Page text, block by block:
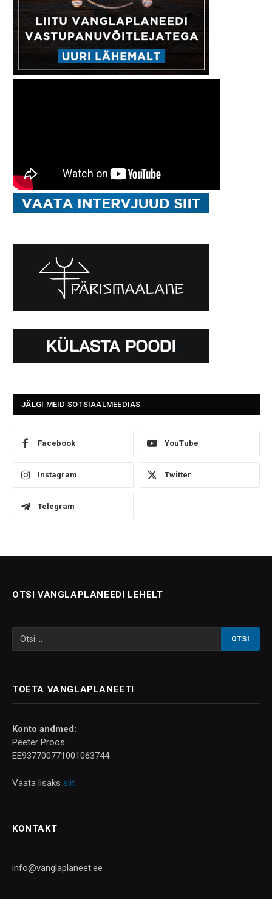
JÄLGI MEID SOTSIAALMEEDIAS
Facebook YouTube
Instagram Twitter
Telegram
OTSI VANGLAPLANEEDI LEHELT
TOETA VANGLAPLANEETI
Konto andmed:
Peeter Proos
EE937700771001063744
Vaata lisaks siit
KONTAKT
info@vanglaplaneet.ee